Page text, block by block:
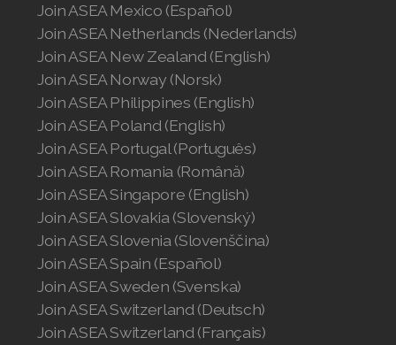
Join ASEA Mexico (Español)
Join ASEA Netherlands (Nederlands)
Join ASEA New Zealand (English)
Join ASEA Norway (Norsk)
Join ASEA Philippines (English)
Join ASEA Poland (English)
Join ASEA Portugal (Português)
Join ASEA Romania (Română)
Join ASEA Singapore (English)
Join ASEA Slovakia (Slovenský)
Join ASEA Slovenia (Slovenščina)
Join ASEA Spain (Español)
Join ASEA Sweden (Svenska)
Join ASEA Switzerland (Deutsch)
Join ASEA Switzerland (Français)